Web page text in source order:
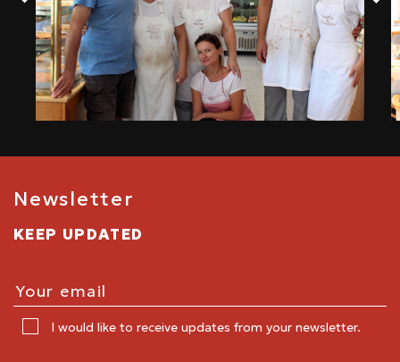
Newsletter
KEEP UPDATED
I would like to receive updates from your newsletter.